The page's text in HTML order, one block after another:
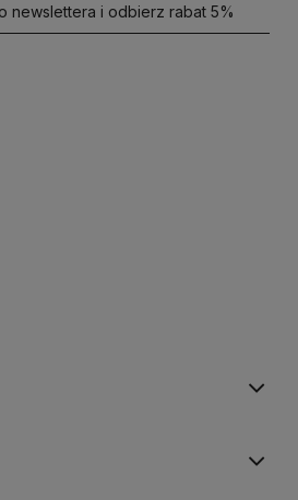
newslettera i odbierz rabat 5%